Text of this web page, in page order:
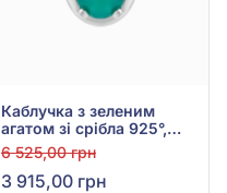
Каблучка з зеленим
агатом зі срібла 925°,
арт. 1866/1р-GRAG
6 525,00 грн
3 915,00 грн